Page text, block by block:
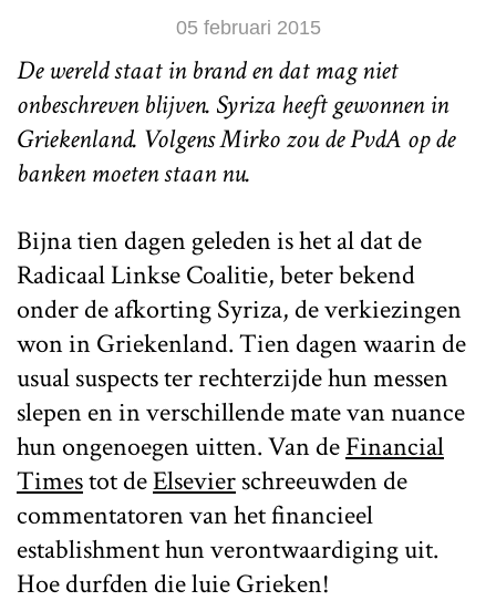
05 februari 2015
De wereld staat in brand en dat mag niet
onbeschreven blijven. Syriza heeft gewonnen in
Griekenland. Volgens Mirko zou de PvdA op de
banken moeten staan nu.
Bijna tien dagen geleden is het al dat de
Radicaal Linkse Coalitie, beter bekend
onder de afkorting Syriza, de verkiezingen
won in Griekenland. Tien dagen waarin de
usual suspects ter rechterzijde hun messen
slepen en in verschillende mate van nuance
hun ongenoegen uitten. Van deFinancial
Timestot deElsevierschreeuwden de
commentatoren van het financieel
establishment hun verontwaardiging uit.
Hoe durfden die luie Grieken!